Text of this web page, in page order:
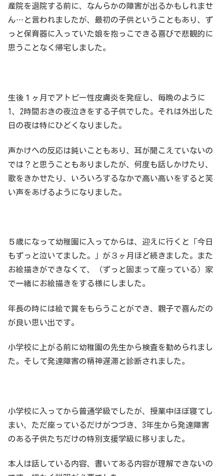
産院を退院する前に、なんらかの障害が出るかもしれませ
ん…と言われましたが、最初の子供ということもあり、ず
っと保育器に入っていた娘を抱っこできる喜びで悲観的に
思うことなく帰宅しました。
生後１ヶ月でアトピー性皮膚炎を発症し、毎晩のように
1、2時間おきの夜泣きをする子供でした。それは外出した
日の夜は特にひどくなりました。
声かけへの反応は鈍いこともあり、耳が聞こえていないの
では？と思うこともありましたが、何度も話しかけたり、
歌をきかせたり、いろいろするなかで高い高いをすると笑
い声をあげるようになりました。
５歳になって幼稚園に入ってからは、迎えに行くと「今日
もずっと泣いてました。」が３ヶ月ほど続きました。また
お絵描きができなくて、（ずっと固まって座っている）家
で一緒にお絵描きをする様にしました。
年長の時には絵で賞をもらうことができ、親子で喜んだの
が良い思い出です。
小学校に上がる前に幼稚園の先生から検査を勧められまし
た。そして発達障害の精神遅滞と診断されました。
小学校に入ってから普通学級でしたが、授業中ほぼ寝てし
まい、ただ座っているだけがつづき、3年生から発達障害
のある子供たちだけの特別支援学級に移りました。
本人は話している内容、書いてある内容が理解できないの